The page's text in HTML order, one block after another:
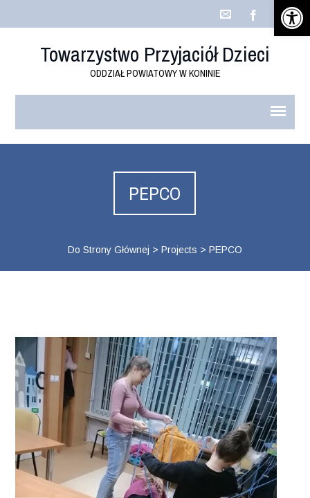
Towarzystwo Przyjaciół Dzieci
ODDZIAŁ POWIATOWY W KONINIE
PEPCO
Do Strony Głównej > Projects > PEPCO